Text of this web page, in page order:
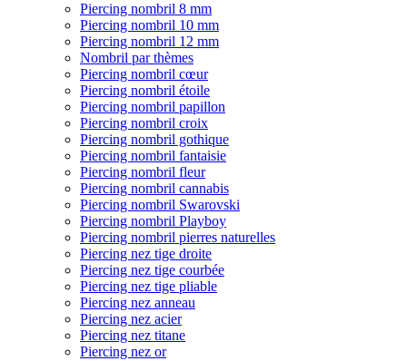
Piercing nombril 8 mm
Piercing nombril 10 mm
Piercing nombril 12 mm
Nombril par thèmes
Piercing nombril cœur
Piercing nombril étoile
Piercing nombril papillon
Piercing nombril croix
Piercing nombril gothique
Piercing nombril fantaisie
Piercing nombril fleur
Piercing nombril cannabis
Piercing nombril Swarovski
Piercing nombril Playboy
Piercing nombril pierres naturelles
Piercing nez tige droite
Piercing nez tige courbée
Piercing nez tige pliable
Piercing nez anneau
Piercing nez acier
Piercing nez titane
Piercing nez or